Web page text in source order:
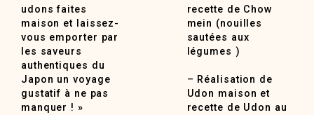
udons faites
maison et laissez-
vous emporter par
les saveurs
authentiques du
Japon un voyage
gustatif à ne pas
manquer ! »
recette de Chow
mein (nouilles
sautées aux
légumes )
– Réalisation de
Udon maison et
recette de Udon au